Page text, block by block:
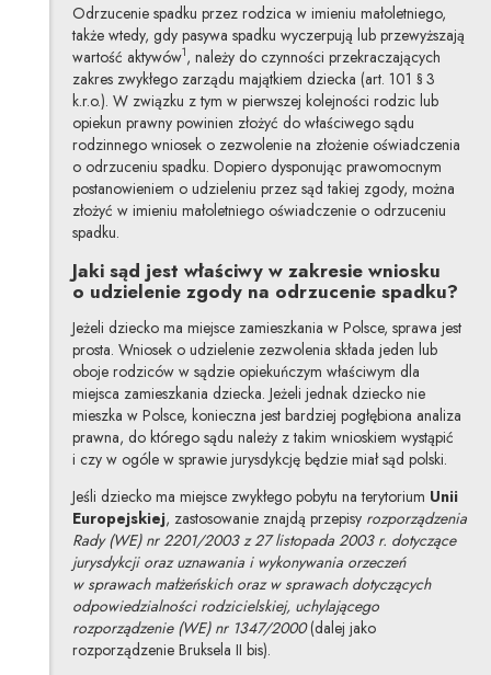
Odrzucenie spadku przez rodzica w imieniu małoletniego,
także wtedy, gdy pasywa spadku wyczerpują lub przewyższają
wartość aktywów1, należy do czynności przekraczających
zakres zwykłego zarządu majątkiem dziecka (art. 101 § 3
k.r.o.). W związku z tym w pierwszej kolejności rodzic lub
opiekun prawny powinien złożyć do właściwego sądu
rodzinnego wniosek o zezwolenie na złożenie oświadczenia
o odrzuceniu spadku. Dopiero dysponując prawomocnym
postanowieniem o udzieleniu przez sąd takiej zgody, można
złożyć w imieniu małoletniego oświadczenie o odrzuceniu
spadku.
Jaki sąd jest właściwy w zakresie wniosku
o udzielenie zgody na odrzucenie spadku?
Jeżeli dziecko ma miejsce zamieszkania w Polsce, sprawa jest
prosta. Wniosek o udzielenie zezwolenia składa jeden lub
oboje rodziców w sądzie opiekuńczym właściwym dla
miejsca zamieszkania dziecka. Jeżeli jednak dziecko nie
mieszka w Polsce, konieczna jest bardziej pogłębiona analiza
prawna, do którego sądu należy z takim wnioskiem wystąpić
i czy w ogóle w sprawie jurysdykcję będzie miał sąd polski.
Jeśli dziecko ma miejsce zwykłego pobytu na terytorium Unii
Europejskiej, zastosowanie znajdą przepisy rozporządzenia
Rady (WE) nr 2201/2003 z 27 listopada 2003 r. dotyczące
jurysdykcji oraz uznawania i wykonywania orzeczeń
w sprawach małżeńskich oraz w sprawach dotyczących
odpowiedzialności rodzicielskiej, uchylającego
rozporządzenie (WE) nr 1347/2000(dalej jako
rozporządzenie Bruksela II bis).